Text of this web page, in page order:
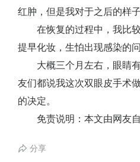
红肿，但是我对于之后的样
在恢复的过程中，我比较
提早化妆，生怕出现感染的问
大概三个月左右，眼睛有
友们都说我这次双眼皮手术
的决定。
免责说明：本文由网友自
分享